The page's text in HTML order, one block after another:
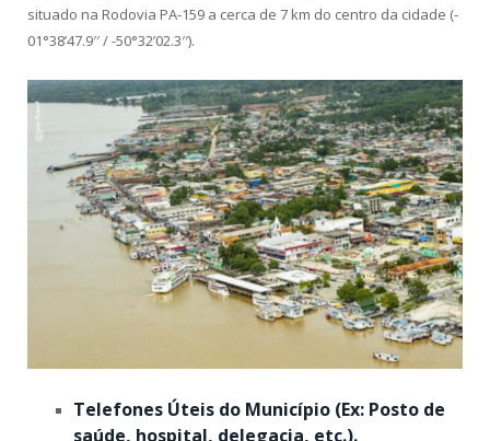
situado na Rodovia PA-159 a cerca de 7 km do centro da cidade (-
01°38’47.9′′ / -50°32’02.3′′).
Telefones Úteis do Município (Ex: Posto de
saúde, hospital, delegacia, etc.).